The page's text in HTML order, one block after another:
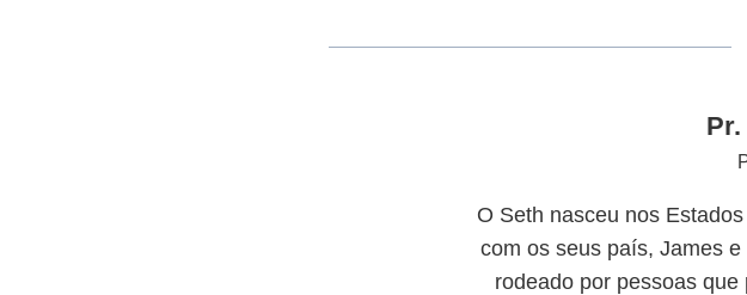
O Seth nasceu nos
com os seus país, James
rodeado por pessoas